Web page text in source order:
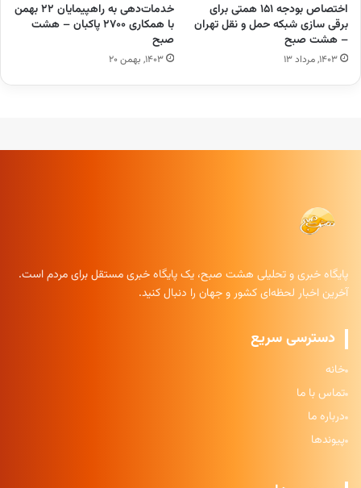
اختصاص بودجه ۱۵۱ همتی برای
برقی سازی شبکه حمل و نقل تهران
– هشت صبح
۱۴۰۳, مرداد ۱۳
خدمات‌دهی به راهپیمایان ۲۲ بهمن
با همکاری ۲۷۰۰ پاکبان – هشت
صبح
۱۴۰۳, بهمن ۲۰
پایگاه خبری و تحلیلی هشت صبح، یک پایگاه خبری مستقل برای مردم است.
آخرین اخبار لحظه‌ای کشور و جهان را دنبال کنید.
دسترسی سریع
خانه
تماس با ما
درباره ما
پیوندها